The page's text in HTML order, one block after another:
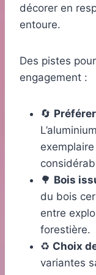
décorer en
entoure.
Des pistes
engagement :
🔄
🌳 Bois
du bois
entre
forestière.
♻️ Choix
variantes